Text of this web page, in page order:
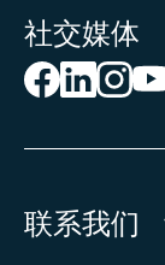
社交媒体
联系我们